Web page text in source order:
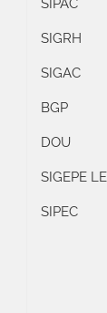
SIPAC
SIGRH
SIGAC
BGP
DOU
SIGEPE
SIPEC